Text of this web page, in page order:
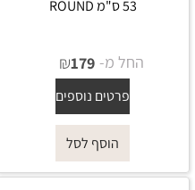
53 ס"מ ROUND
החל מ- ₪179
פרטים נוספים
הוסף לסל